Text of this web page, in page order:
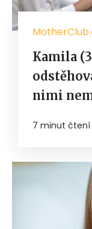
Kamila
nimi
7 minut čtení